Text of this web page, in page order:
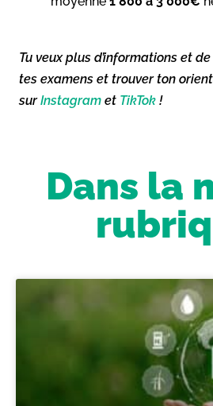
Tu veux plus d’informations et
tes examens et trouver ton
surInstagram et TikTok !
Dans la